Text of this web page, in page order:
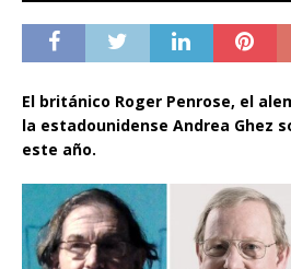
El británico Roger Penrose, el
la estadounidense Andrea Ghez
este año.